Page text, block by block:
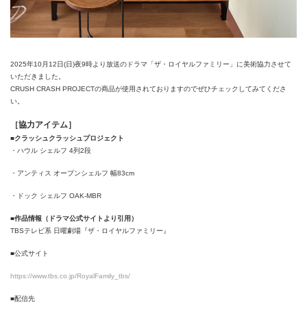
2025年10月12日(日)夜9時より放送のドラマ「ザ・ロイヤルファミリー」に美術協力させて
いただきました。
CRUSH CRASH PROJECTの商品が使用されておりますのでぜひチェックしてみてくださ
い。
［協力アイテム］
■クラッシュクラッシュプロジェクト
・ハウル シェルフ 4列2段
・アンティス オープンシェルフ 幅83cm
・ドック シェルフ OAK-MBR
■作品情報（ドラマ公式サイトより引用）
TBSテレビ系 日曜劇場『ザ・ロイヤルファミリー』
■公式サイト
https://www.tbs.co.jp/RoyalFamily_tbs/
■配信先